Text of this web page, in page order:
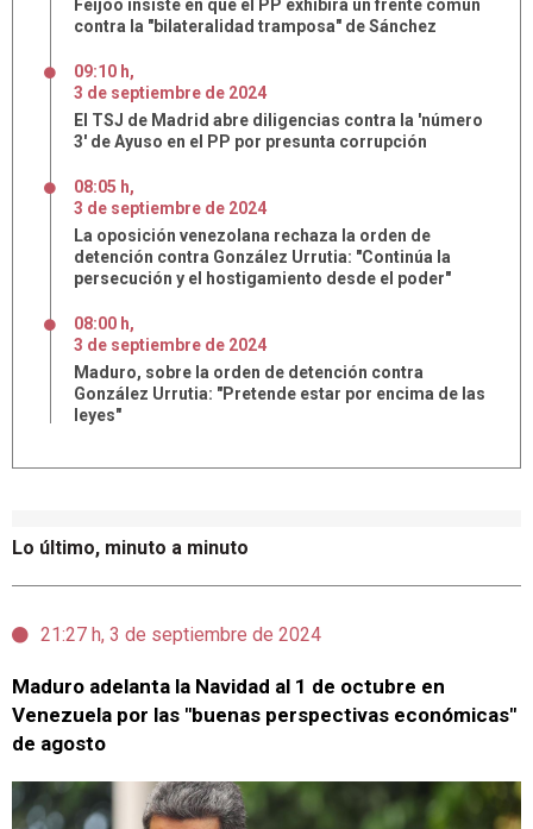
Lo último, minuto a minuto
21:27 h, 3 de septiembre de 2024
Maduro adelanta la Navidad al 1 de octubre en
Venezuela por las "buenas perspectivas económicas"
de agosto
Feijóo insiste en que el PP exhibirá un frente común
contra la "bilateralidad tramposa" de Sánchez
09:10 h,
3 de septiembre de 2024
El TSJ de Madrid abre diligencias contra la 'número
3' de Ayuso en el PP por presunta corrupción
08:05 h,
3 de septiembre de 2024
La oposición venezolana rechaza la orden de
detención contra González Urrutia: "Continúa la
persecución y el hostigamiento desde el poder"
08:00 h,
3 de septiembre de 2024
Maduro, sobre la orden de detención contra
González Urrutia: "Pretende estar por encima de las
leyes"